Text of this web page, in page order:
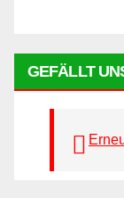
GEFÄLLT